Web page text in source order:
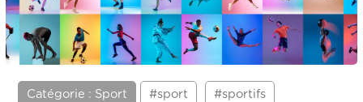
Catégorie : Sport #sport #sportifs